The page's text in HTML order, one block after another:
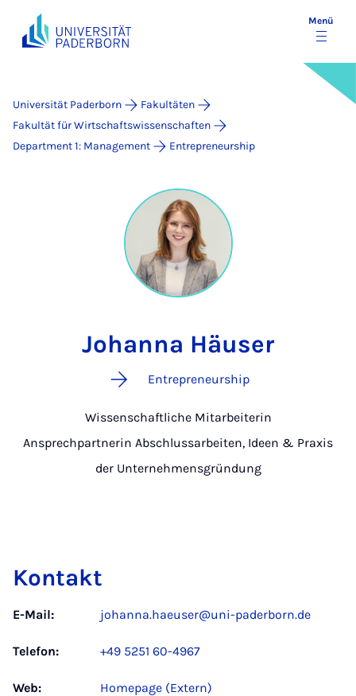
Menü
Universität Paderborn
Fakultäten
Fakultät für Wirtschaftswissenschaften
Department 1: Management
Entrepreneurship
Johanna Häuser
Entrepreneurship
Wissenschaftliche Mitarbeiterin
Ansprechpartnerin Abschlussarbeiten, Ideen & Praxis
der Unternehmensgründung
Kontakt
E-Mail: johanna.haeuser@uni-paderborn.de
Telefon: +49 5251 60-4967
Web: Homepage (Extern)